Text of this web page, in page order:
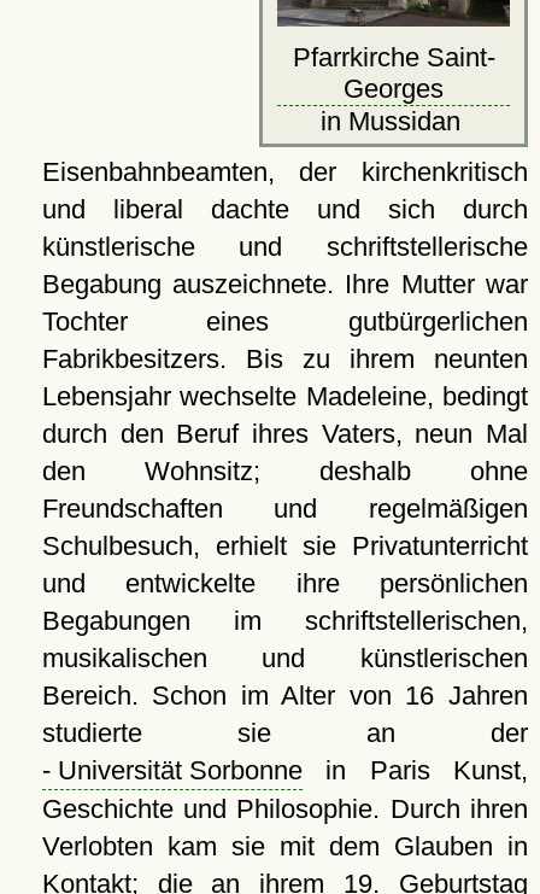
Pfarrkirche Saint-
Georges
in Mussidan
Eisenbahnbeamten, der kirchenkritisch
und liberal dachte und sich durch
künstlerische und schriftstellerische
Begabung auszeichnete. Ihre Mutter war
Tochter eines gutbürgerlichen
Fabrikbesitzers. Bis zu ihrem neunten
Lebensjahr wechselte Madeleine, bedingt
durch den Beruf ihres Vaters, neun Mal
den Wohnsitz; deshalb ohne
Freundschaften und regelmäßigen
Schulbesuch, erhielt sie Privatunterricht
und entwickelte ihre persönlichen
Begabungen im schriftstellerischen,
musikalischen und künstlerischen
Bereich. Schon im Alter von 16 Jahren
studierte sie an der
- Universität Sorbonnein Paris Kunst,
Geschichte und Philosophie. Durch ihren
Verlobten kam sie mit dem Glauben in
Kontakt; die an ihrem 19. Geburtstag